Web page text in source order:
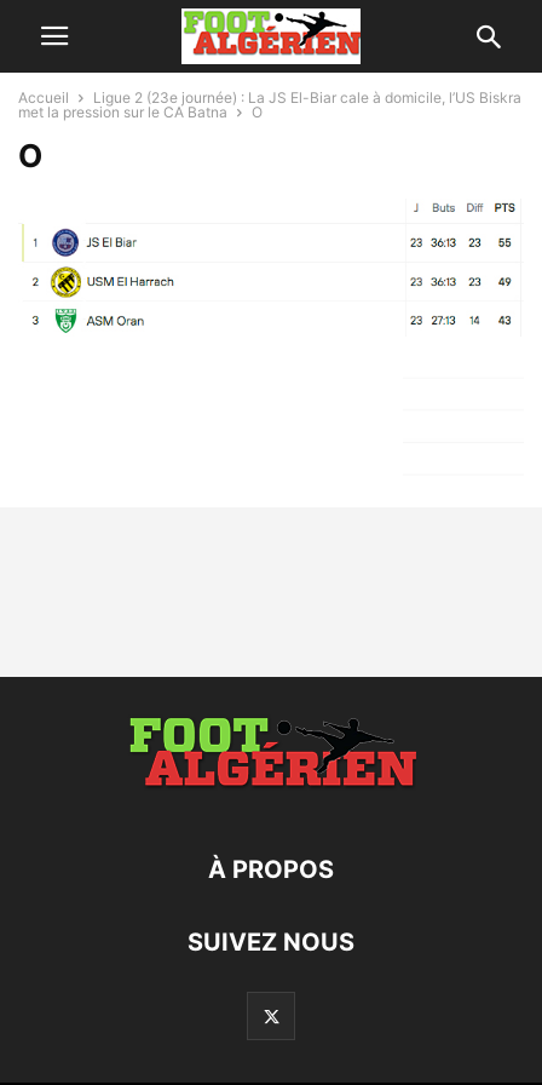
Accueil
Ligue 2 (23e journée) : La JS El-Biar cale à domicile, l’US Biskra
met la pression sur le CA Batna
O
O
À PROPOS
SUIVEZ NOUS